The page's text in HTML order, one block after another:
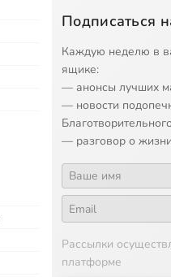
Подписаться
Каждую неделю в
ящике:
— анонсы лучших
— новости
— разговор о
Рассылки
платформе